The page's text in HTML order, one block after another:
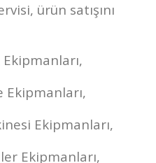
ürün satışını
Ekipmanları,
Ekipmanları,
Ekipmanları,